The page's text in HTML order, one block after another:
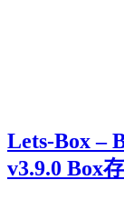
Lets-Box –
v3.9.0 Box